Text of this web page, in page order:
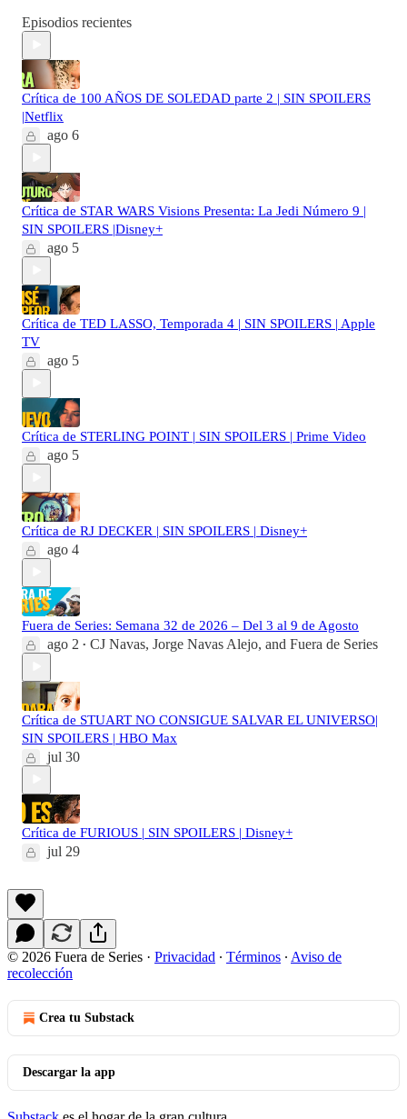
Episodios recientes
Crítica de 100 AÑOS DE SOLEDAD parte 2 | SIN SPOILERS
|Netflix
ago 6
Crítica de STAR WARS Visions Presenta: La Jedi Número 9 |
SIN SPOILERS |Disney+
ago 5
Crítica de TED LASSO, Temporada 4 | SIN SPOILERS | Apple
TV
ago 5
Crítica de STERLING POINT | SIN SPOILERS | Prime Video
ago 5
Crítica de RJ DECKER | SIN SPOILERS | Disney+
ago 4
Fuera de Series: Semana 32 de 2026 – Del 3 al 9 de Agosto
ago 2 • CJ Navas, Jorge Navas Alejo, and Fuera de Series
Crítica de STUART NO CONSIGUE SALVAR EL UNIVERSO|
SIN SPOILERS | HBO Max
jul 30
Crítica de FURIOUS | SIN SPOILERS | Disney+
jul 29
© 2026 Fuera de Series · Privacidad ∙ Términos ∙ Aviso de
recolección
Crea tu Substack
Descargar la app